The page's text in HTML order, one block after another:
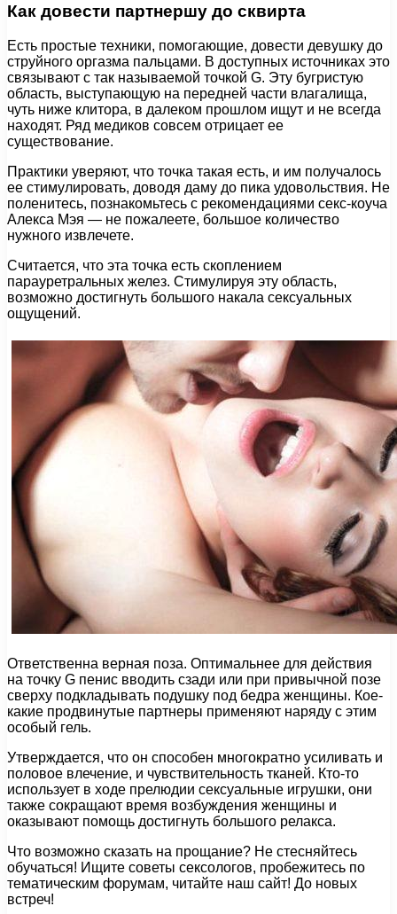
Как довести партнершу до сквирта
Есть простые техники, помогающие, довести девушку до
струйного оргазма пальцами. В доступных источниках это
связывают с так называемой точкой G. Эту бугристую
область, выступающую на передней части влагалища,
чуть ниже клитора, в далеком прошлом ищут и не всегда
находят. Ряд медиков совсем отрицает ее
существование.
Практики уверяют, что точка такая есть, и им получалось
ее стимулировать, доводя даму до пика удовольствия. Не
поленитесь, познакомьтесь с рекомендациями секс-коуча
Алекса Мэя — не пожалеете, большое количество
нужного извлечете.
Считается, что эта точка есть скоплением
парауретральных желез. Стимулируя эту область,
возможно достигнуть большого накала сексуальных
ощущений.
Ответственна верная поза. Оптимальнее для действия
на точку G пенис вводить сзади или при привычной позе
сверху подкладывать подушку под бедра женщины. Кое-
какие продвинутые партнеры применяют наряду с этим
особый гель.
Утверждается, что он способен многократно усиливать и
половое влечение, и чувствительность тканей. Кто-то
использует в ходе прелюдии сексуальные игрушки, они
также сокращают время возбуждения женщины и
оказывают помощь достигнуть большого релакса.
Что возможно сказать на прощание? Не стесняйтесь
обучаться! Ищите советы сексологов, пробежитесь по
тематическим форумам, читайте наш сайт! До новых
встреч!